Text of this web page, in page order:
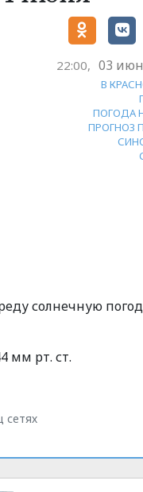
22:00, 03
В
ПОГОДА
ПРОГНОЗ
солнечную
мм рт. ст.
сетях